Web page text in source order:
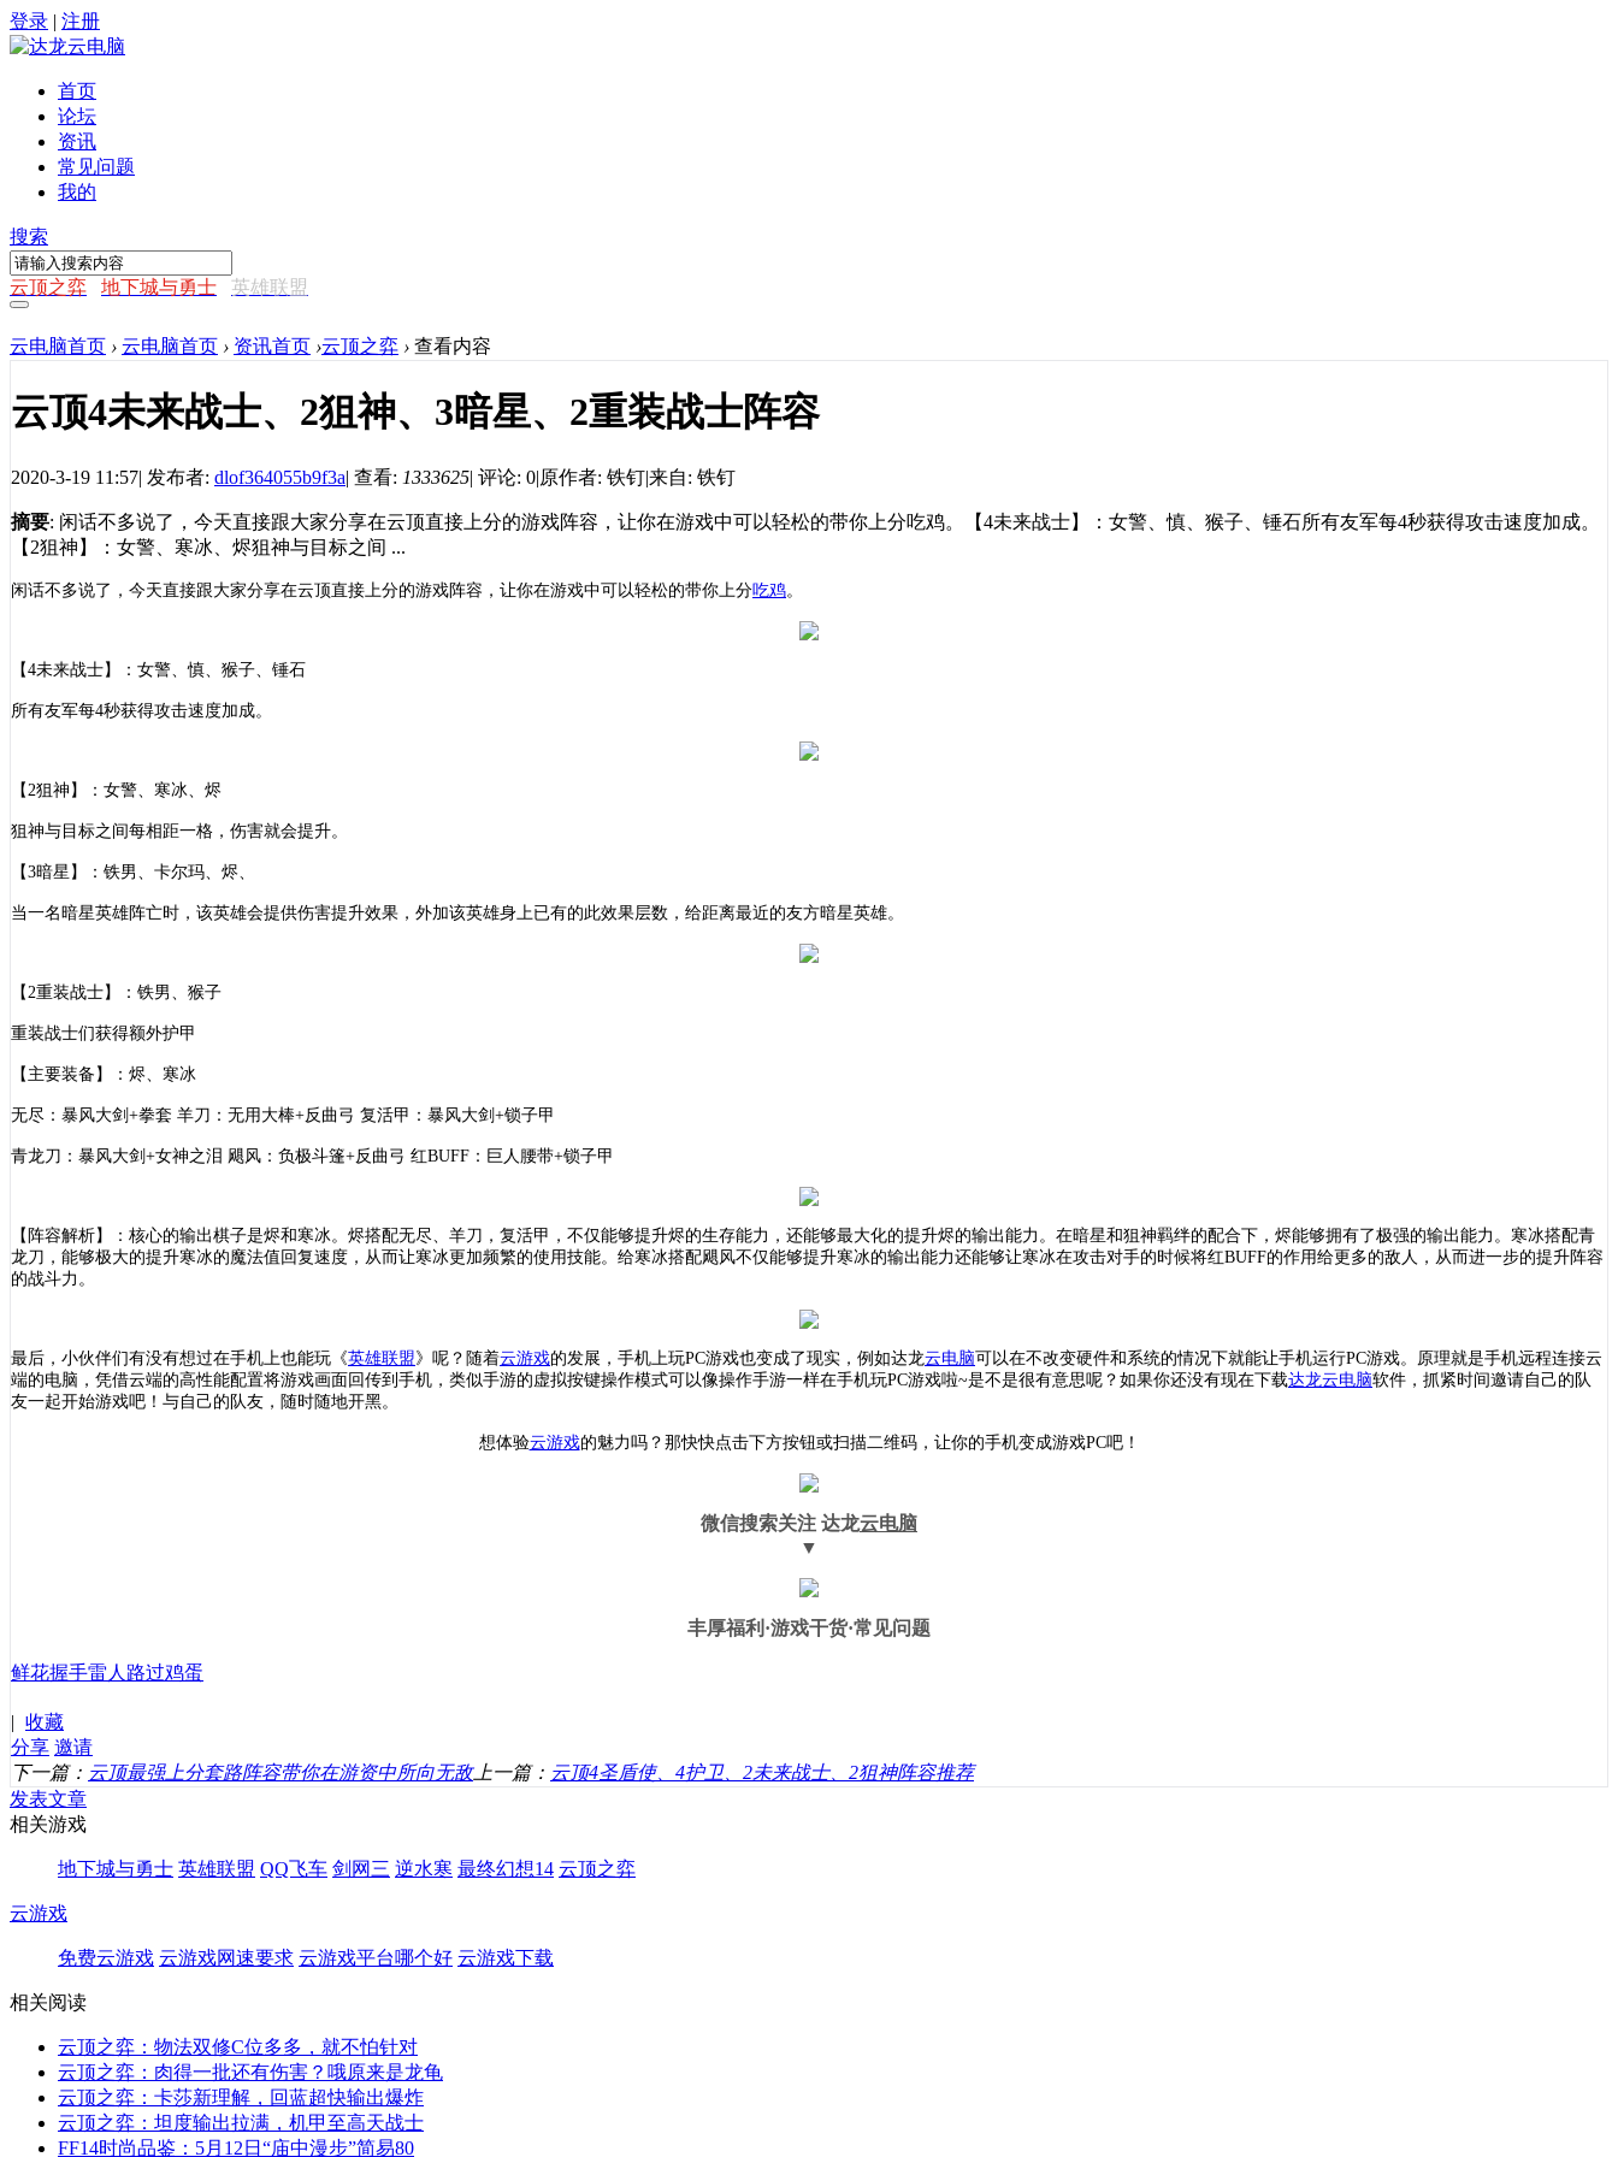
登录 | 注册
首页
论坛
资讯
常见问题
我的
搜索
云顶之弈 地下城与勇士 英雄联盟
云电脑首页 › 云电脑首页 › 资讯首页 ›云顶之弈 › 查看内容
云顶4未来战士、2狙神、3暗星、2重装战士阵容
2020-3-19 11:57| 发布者: dlof364055b9f3a| 查看: 1333625| 评论: 0|原作者: 铁钉|来自: 铁钉
摘要: 闲话不多说了，今天直接跟大家分享在云顶直接上分的游戏阵容，让你在游戏中可以轻松的带你上分吃鸡。【4未来战士】：女警、慎、猴子、锤石所有友军每4秒获得攻击速度加成。
【2狙神】：女警、寒冰、烬狙神与目标之间 ...
闲话不多说了，今天直接跟大家分享在云顶直接上分的游戏阵容，让你在游戏中可以轻松的带你上分吃鸡。
【4未来战士】：女警、慎、猴子、锤石
所有友军每4秒获得攻击速度加成。
【 2狙神】：女警、寒冰、烬
狙神与目标之间每相距一格，伤害就会提升。
【3暗星】：铁男、卡尔玛、烬、
当一名暗星英雄阵亡时，该英雄会提供伤害提升效果，外加该英雄身上已有的此效果层数，给距离最近的友方暗星英雄。
【 2重装战士】：铁男、猴子
重装战士们获得额外护甲
【主要装备】：烬、寒冰
无尽：暴风大剑 +拳套 羊刀：无用大棒+反曲弓 复活甲：暴风大剑+锁子甲
青龙刀：暴风大剑 +女神之泪 飓风：负极斗篷+反曲弓 红BUFF：巨人腰带+锁子甲
【阵容解析】：核心的输出棋子是烬和寒冰。烬搭配无尽、羊刀，复活甲，不仅能够提升烬的生存能力，还能够最大化的提升烬的输出能力。在暗星和狙神羁绊的配合下，烬能够拥有了极强的输出能力。寒冰搭配青
龙刀，能够极大的提升寒冰的魔法值回复速度，从而让寒冰更加频繁的使用技能。给寒冰搭配飓风不仅能够提升寒冰的输出能力还能够让寒冰在攻击对手的时候将红BUFF的作用给更多的敌人，从而进一步的提升阵容
的战斗力。
最后，小伙伴们有没有想过在手机上也能玩《英雄联盟》呢？随着云游戏的发展，手机上玩PC游戏也变成了现实，例如达龙云电脑可以在不改变硬件和系统的情况下就能让手机运行PC游戏。原理就是手机远程连接云
端的电脑，凭借云端的高性能配置将游戏画面回传到手机，类似手游的虚拟按键操作模式可以像操作手游一样在手机玩PC游戏啦~是不是很有意思呢？如果你还没有现在下载达龙云电脑软件，抓紧时间邀请自己的队
友一起开始游戏吧！与自己的队友，随时随地开黑。
想体验云游戏的魅力吗？那快快点击下方按钮或扫描二维码，让你的手机变成游戏PC吧！
微信搜索关注 达龙云电脑
▼
丰厚福利 ·游戏干货·常见问题
鲜花握手雷人 路过鸡蛋
| 收藏
分享 邀请
下一篇： 云顶最强上分套路阵容带你在游资中所向无敌上一篇： 云顶4圣盾使、4护卫、2未来战士、2狙神阵容推荐
发表文章
相关游戏
地下城与勇士 英雄联盟 QQ飞车 剑网三 逆水寒 最终幻想14 云顶之弈
云游戏
免费云游戏 云游戏网速要求 云游戏平台哪个好 云游戏下载
相关阅读
云顶之弈：物法双修C位多多，就不怕针对
云顶之弈：肉得一批还有伤害？哦原来是龙龟
云顶之弈：卡莎新理解，回蓝超快输出爆炸
云顶之弈：坦度输出拉满，机甲至高天战士
FF14时尚品鉴：5月12日“庙中漫步”简易80